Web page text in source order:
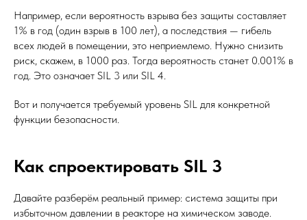
Например, если вероятность взрыва без защиты составляет
1% в год (один взрыв в 100 лет), а последствия — гибель
всех людей в помещении, это неприемлемо. Нужно снизить
риск, скажем, в 1000 раз. Тогда вероятность станет 0.001% в
год. Это означает SIL 3 или SIL 4.
Вот и получается требуемый уровень SIL для конкретной
функции безопасности.
Как спроектировать SIL 3
Давайте разберём реальный пример: система защиты при
избыточном давлении в реакторе на химическом заводе.